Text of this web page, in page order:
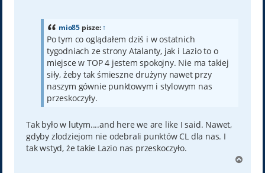
mio85pisze:↑
Po tym co oglądałem dziś i w ostatnich
tygodniach ze strony Atalanty, jak i Lazio to o
miejsce w TOP 4 jestem spokojny. Nie ma takiej
siły, żeby tak śmieszne drużyny nawet przy
naszym gównie punktowym i stylowym nas
przeskoczyły.
Tak było w lutym....and here we are like I said. Nawet,
gdyby zlodziejom nie odebrali punktów CL dla nas. I
tak wstyd, że takie Lazio nas przeskoczyło.